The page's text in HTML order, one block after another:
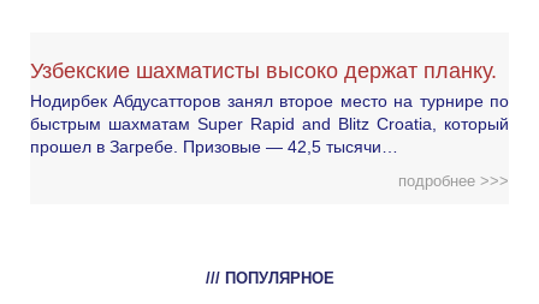
Узбекские шахматисты высоко держат планку.
Нодирбек Абдусатторов занял второе место на турнире по
быстрым шахматам Super Rapid and Blitz Croatia, который
прошел в Загребе. Призовые — 42,5 тысячи…
подробнее >>>
/// ПОПУЛЯРНОЕ